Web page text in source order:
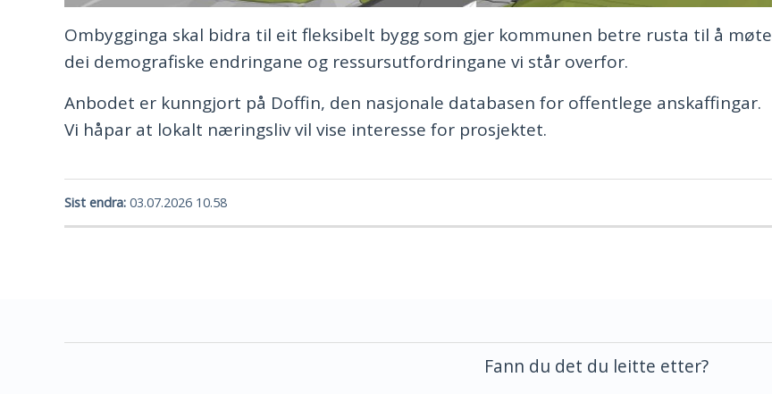
Ombygginga skal bidra til eit fleksibelt bygg som gjer kommunen betre rusta til å møte
dei demografiske endringane og ressursutfordringane vi står overfor.
Anbodet er kunngjort på Doffin, den nasjonale databasen for offentlege anskaffingar.
Vi håpar at lokalt næringsliv vil vise interesse for prosjektet.
Sist endra 03.07.2026 10.58
Fann du det du leitte etter?